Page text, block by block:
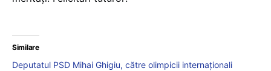
Similare
Deputatul PSD Mihai Ghigiu, către olimpicii internaționali